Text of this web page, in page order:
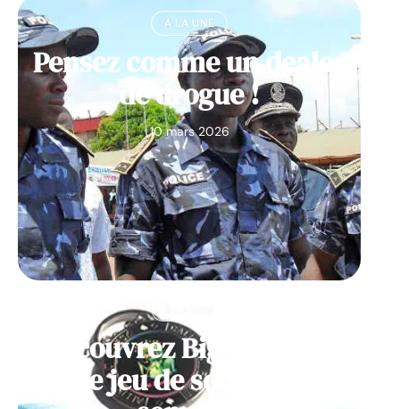
À LA UNE
Pensez comme un dealer
de drogue !
10 mars 2026
Découvrez Big Monster,
notre jeu de société de la